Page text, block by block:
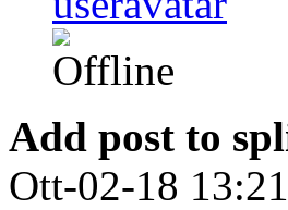
Add post to
Ott-02-18